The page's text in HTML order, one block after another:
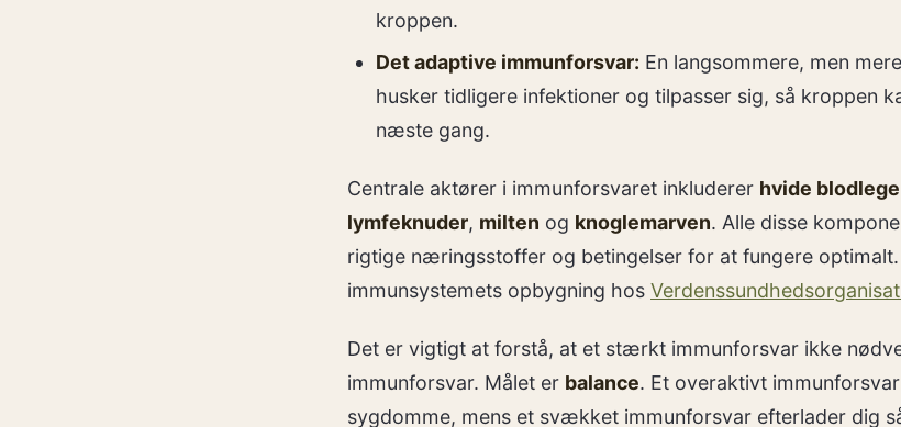
kroppen.
Det adaptive immunforsvar: En langsommere, men
husker tidligere infektioner og tilpasser sig, så kroppen
næste gang.
Centrale aktører i immunforsvaret inkluderer hvide
lymfeknuder, milten og knoglemarven. Alle disse
rigtige næringsstoffer og betingelser for at fungere
immunsystemets opbygning hos
Det er vigtigt at forstå, at et stærkt immunforsvar ikke
immunforsvar. Målet er balance. Et overaktivt
sygdomme, mens et svækket immunforsvar efterlader dig